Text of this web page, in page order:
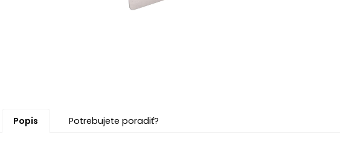
Popis Potrebujete poradiť?